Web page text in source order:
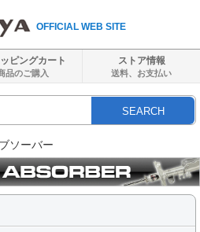
OFFICIAL WEB SITE
ピングカート
品のご購入
ストア情報
送料、 お支払い
SEARCH
ソーバー